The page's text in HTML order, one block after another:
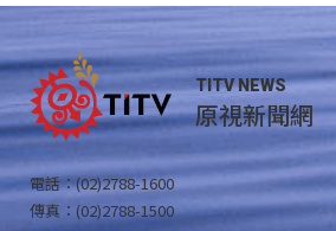
TITV NEWS
原視新聞網
電話：(02)2788-1600
傳真：(02)2788-1500